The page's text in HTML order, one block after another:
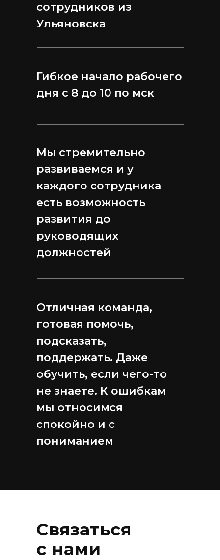
Отличная команда,
готовая помочь,
подсказать,
поддержать. Даже
обучить, если чего-то
не знаете. К ошибкам
мы относимся
спокойно и с
пониманием
сотрудников из
Ульяновска
Мы стремительно
развиваемся и у
каждого сотрудника
есть возможность
развития до
руководящих
должностей
Гибкое начало рабочего
дня с 8 до 10 по мск
Связаться
с нами